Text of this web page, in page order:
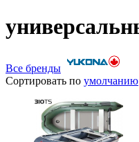
Все бренды
Сортировать по умолчанию